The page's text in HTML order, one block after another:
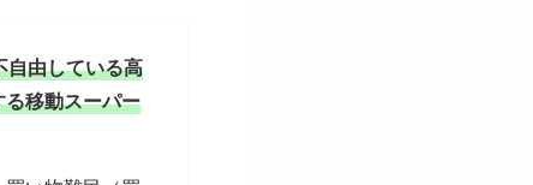
自由している高
移動スーパー